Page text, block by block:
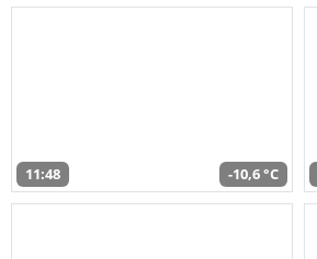
11:48 -10,6 °C